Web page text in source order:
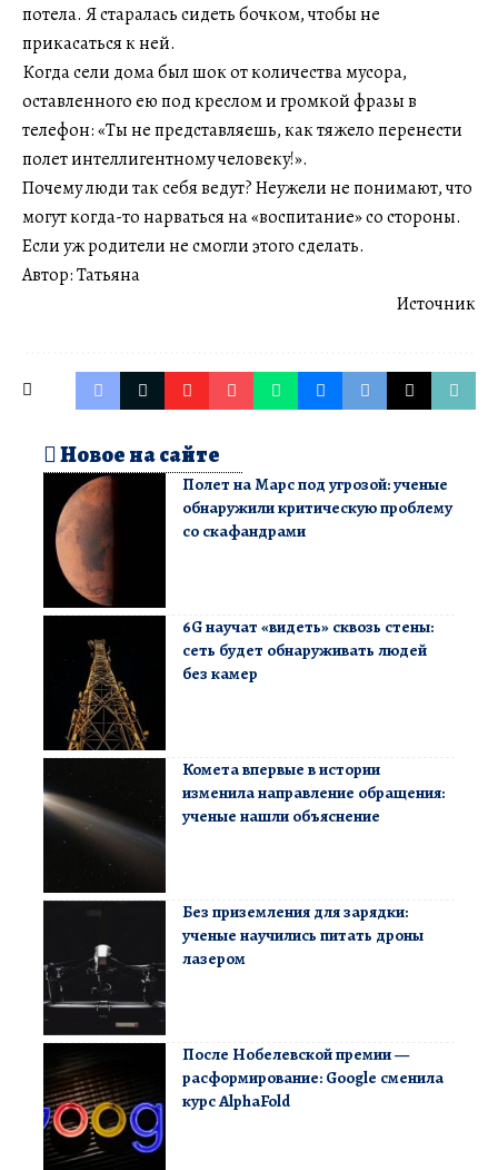
потела. Я старалась сидеть бочком, чтобы не
прикасаться к ней.
Когда сели дома был шок от количества мусора,
оставленного ею под креслом и громкой фразы в
телефон: «Ты не представляешь, как тяжело перенести
полет интеллигентному человеку!».
Почему люди так себя ведут? Неужели не понимают, что
могут когда-то нарваться на «воспитание» со стороны.
Если уж родители не смогли этого сделать.
Автор: Татьяна
Источник
Новое на сайте
Полет на Марс под угрозой: ученые
обнаружили критическую проблему
со скафандрами
6G научат «видеть» сквозь стены:
сеть будет обнаруживать людей
без камер
Комета впервые в истории
изменила направление обращения:
ученые нашли объяснение
Без приземления для зарядки:
ученые научились питать дроны
лазером
После Нобелевской премии —
расформирование: Google сменила
курс AlphaFold